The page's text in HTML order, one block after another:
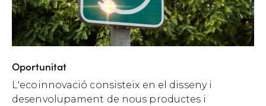
Oportunitat
L'ecoinnovació consisteix en el disseny i
desenvolupament de nous productes i